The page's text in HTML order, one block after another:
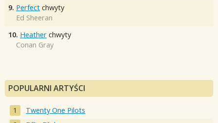
9. Perfect chwyty
Ed Sheeran
10. Heather chwyty
Conan Gray
POPULARNI ARTYŚCI
Twenty One Pilots